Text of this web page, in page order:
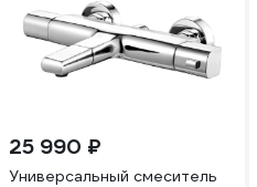
25 990 ₽
Универсальный смеситель